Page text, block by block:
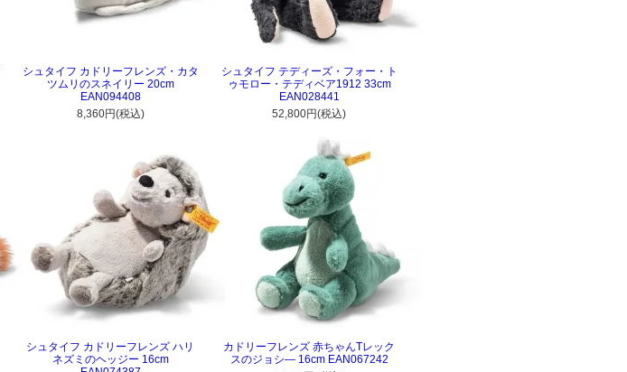
シュタイフ カドリーフレンズ・カタ
ツムリのスネイリー 20cm
EAN094408
8,360円(税込)
シュタイフ テディーズ・フォー・ト
ゥモロー・テディベア1912 33cm
EAN028441
52,800円(税込)
シュタイフ カドリーフレンズ ハリ
ネズミのヘッジー 16cm
カドリーフレンズ 赤ちゃんTレック
スのジョシ― 16cm EAN067242